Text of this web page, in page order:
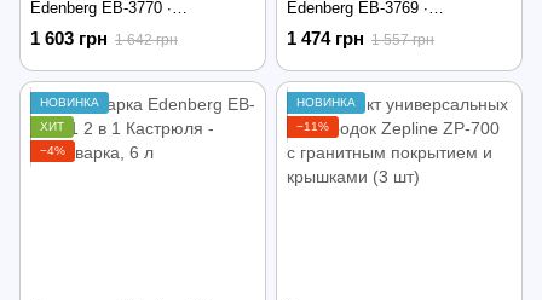
Edenberg EB-3770 ∙
Нержавеющая сталь ∙ 9 л
1 603 грн 1 642 грн
Edenberg EB-3769 ∙
Нержавеющая сталь ∙ 7 л
1 474 грн 1 557 грн
НОВИНКА
ХИТ
−4%
НОВИНКА
−11%